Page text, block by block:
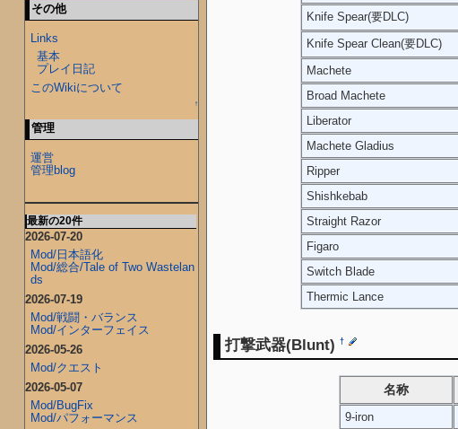
Knife Spear(要DLC)
Knife Spear Clean(要DLC)
Machete
Broad Machete
Liberator
Machete Gladius
Ripper
Shishkebab
Straight Razor
Figaro
Switch Blade
Thermic Lance
打撃武器(Blunt) †
名称
9-iron
その他
Links
基本
プレイ日記
このWikiについて
↑
管理
運営
管理blog
最新の20件
2026-07-20
Mod/日本語化
Mod/総合/Tale of Two Wastelan
ds
2026-07-19
Mod/戦闘・バランス
Mod/インターフェイス
2026-05-26
Mod/クエスト
2026-05-07
Mod/BugFix
Mod/パフォーマンス